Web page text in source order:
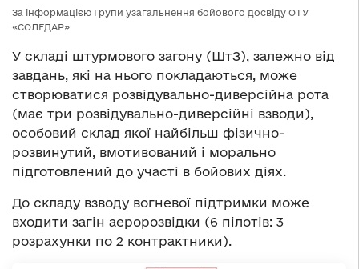
За інформацією Групи узагальнення бойового досвіду ОТУ
«СОЛЕДАР»
У складі штурмового загону (ШтЗ), залежно від
завдань, які на нього покладаються, може
створюватися розвідувально-диверсійна рота
(має три розвідувально-диверсійні взводи),
особовий склад якої найбільш фізично-
розвинутий, вмотивований і морально
підготовлений до участі в бойових діях.
До складу взводу вогневої підтримки може
входити загін аеророзвідки (6 пілотів: 3
розрахунки по 2 контрактники).